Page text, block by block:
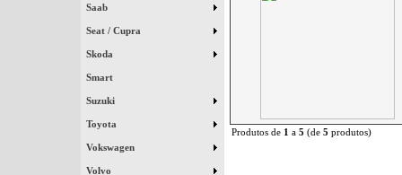
Saab
Seat / Cupra
Skoda
Smart
Suzuki
Toyota
Vokswagen
Volvo
Produtos de 1 a 5 (de 5 produtos)